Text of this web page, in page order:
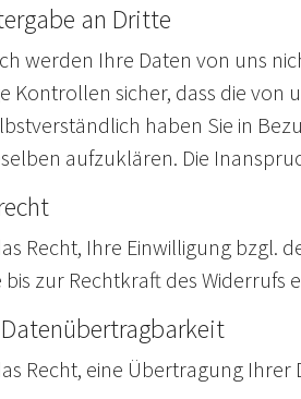
an Dritte
werden Ihre Daten von uns
Kontrollen sicher, dass die
haben Sie in
aufzuklären. Die
Recht, Ihre Einwilligung bzgl.
bis zur Rechtkraft des
Recht, eine Übertragung